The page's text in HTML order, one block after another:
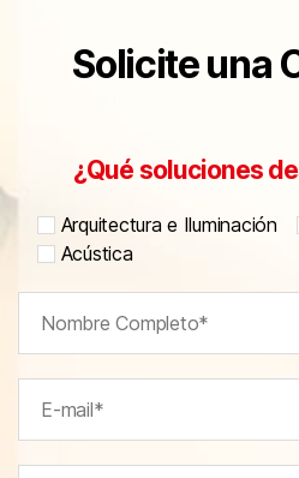
Solicite una
¿Qué soluciones
Arquitectura e Iluminación
Acústica